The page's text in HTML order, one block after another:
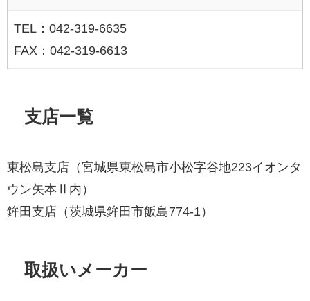
TEL：042-319-6635
FAX：042-319-6613
支店一覧
東松島支店（宮城県東松島市小松字谷地223イオンタ
ウン矢本Ⅱ内）
鉾田支店（茨城県鉾田市飯島774-1）
取扱いメーカー